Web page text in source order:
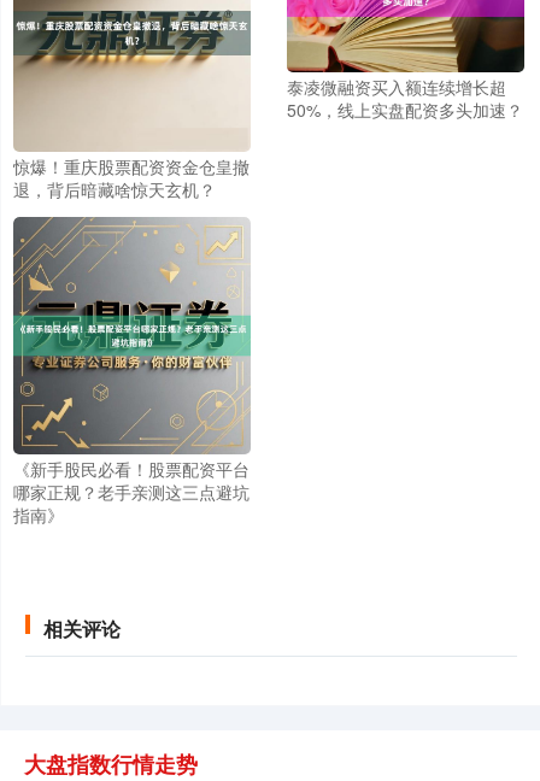
惊爆！重庆股票配资资金仓皇撤
退，背后暗藏啥惊天玄机？
泰凌微融资买入额连续增长超
50%，线上实盘配资多头加速？
《新手股民必看！股票配资平台
哪家正规？老手亲测这三点避坑
指南》
相关评论
大盘指数行情走势